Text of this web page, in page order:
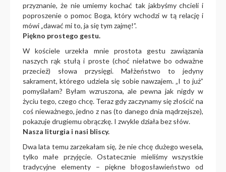
przyznanie, że nie umiemy kochać tak jakbyśmy chcieli i
poproszenie o pomoc Boga, który wchodzi w tą relację i
mówi „dawać mi to, ja się tym zajmę!”.
Piękno prostego gestu.
W kościele urzekła mnie prostota gestu zawiązania
naszych rąk stułą i proste (choć niełatwe bo odważne
przecież) słowa przysięgi. Małżeństwo to jedyny
sakrament, którego udziela się sobie nawzajem. „I to już”
pomyślałam? Byłam wzruszona, ale pewna jak nigdy w
życiu tego, czego chcę. Teraz gdy zaczynamy się złościć na
coś nieważnego, jedno z nas (to danego dnia mądrzejsze),
pokazuje drugiemu obrączkę. I zwykle działa bez słów.
Nasza liturgia i nasi bliscy.
Dwa lata temu zarzekałam się, że nie chcę dużego wesela,
tylko małe przyjęcie. Ostatecznie mieliśmy wszystkie
tradycyjne elementy – piękne błogosławieństwo od